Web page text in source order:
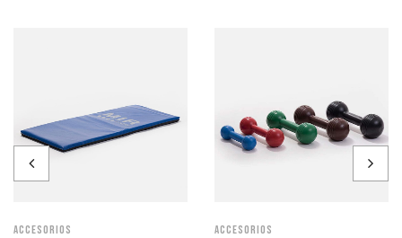
Accesorios Accesorios